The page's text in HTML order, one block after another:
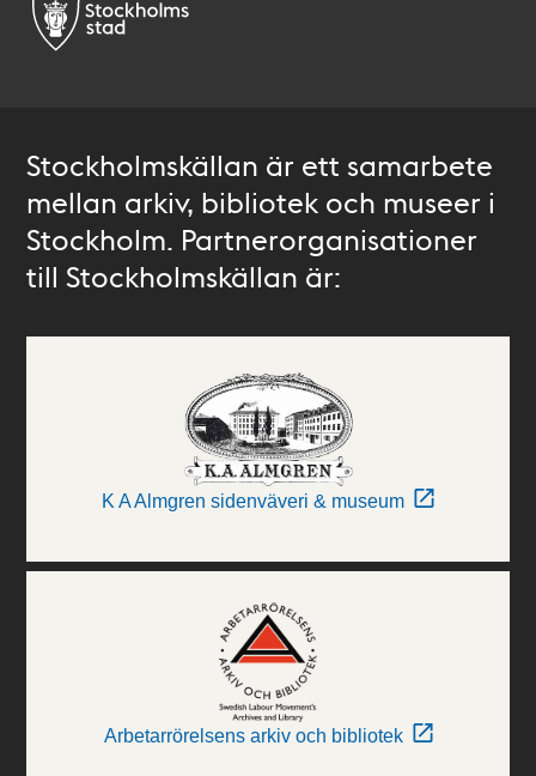
Stockholmskällan är ett samarbete
mellan arkiv, bibliotek och museer i
Stockholm. Partnerorganisationer
till Stockholmskällan är:
K A Almgren sidenväveri & museum
Arbetarrörelsens arkiv och bibliotek